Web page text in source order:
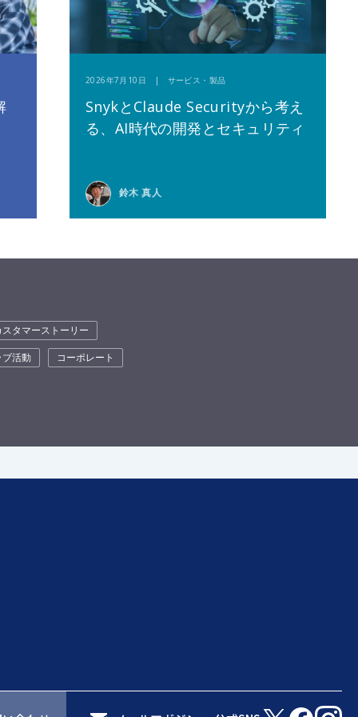
2026年7月10日 | サービス・製品
SnykとClaude Securityから考え
る、AI時代の開発とセキュリティ
鈴木 真人
スタマーストーリー
ブ活動
コーポレート